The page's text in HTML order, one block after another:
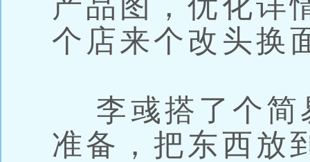
个店来个改头换
李彧搭了个简
准备，把东西放